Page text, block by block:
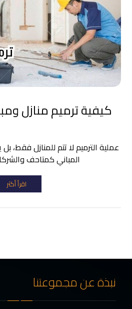
كيفية ترميم منازل
عملية الترميم لا تتم للمنازل فقط،
المباني كمتاحف
اقرأ أكثر
نبذة عن مجموعتنا